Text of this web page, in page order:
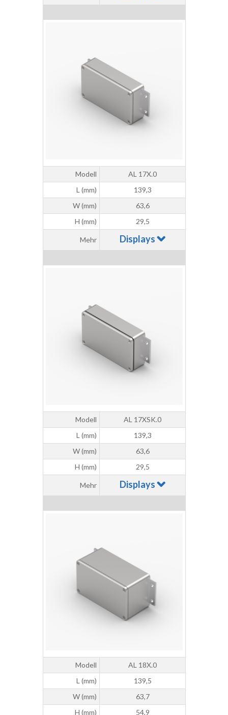
Modell
AL 17X.0
L (mm)
139,3
W (mm)
63,6
H (mm)
29,5
Mehr Displays
Modell
AL 17XSK.0
L (mm)
139,3
W (mm)
63,6
H (mm)
29,5
Mehr Displays
Modell
AL 18X.0
L (mm)
139,5
W (mm)
63,7
H (mm)
54,9